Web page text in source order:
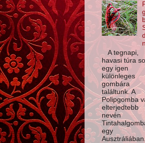
n
A tegnapi,
havasi túra
egy igen
különleges
gombára
találtunk. A
Polipgomba
elterjedtebb
nevén
egy